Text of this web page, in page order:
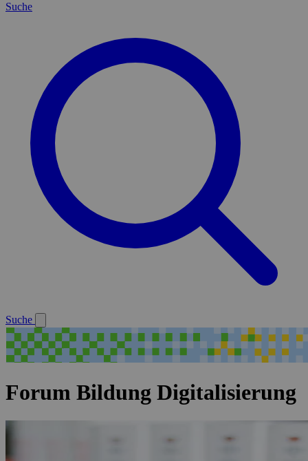
Suche
Suche
Forum Bildung Digitalisierung